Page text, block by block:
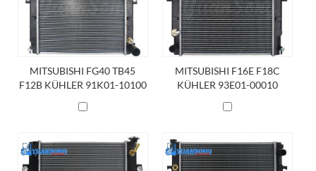
MITSUBISHI FG40 TB45
F12B KÜHLER 91K01-10100
MITSUBISHI F16E F18C
KÜHLER 93E01-00010